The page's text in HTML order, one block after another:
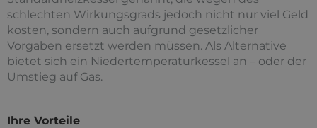
schlechten Wirkungsgrads jedoch nicht nur viel Geld
kosten, sondern auch aufgrund gesetzlicher
Vorgaben ersetzt werden müssen. Als Alternative
bietet sich ein Niedertemperaturkessel an – oder der
Umstieg auf Gas.
Ihre Vorteile